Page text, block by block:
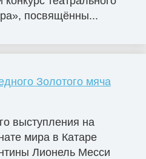
посвящённы...
Золотого мяча
выступления на
мира в Катаре
Лионель Месси